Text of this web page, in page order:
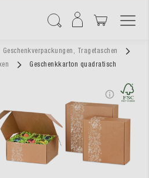
Geschenkverpackungen, Tragetaschen
Geschenkkarton quadratisch